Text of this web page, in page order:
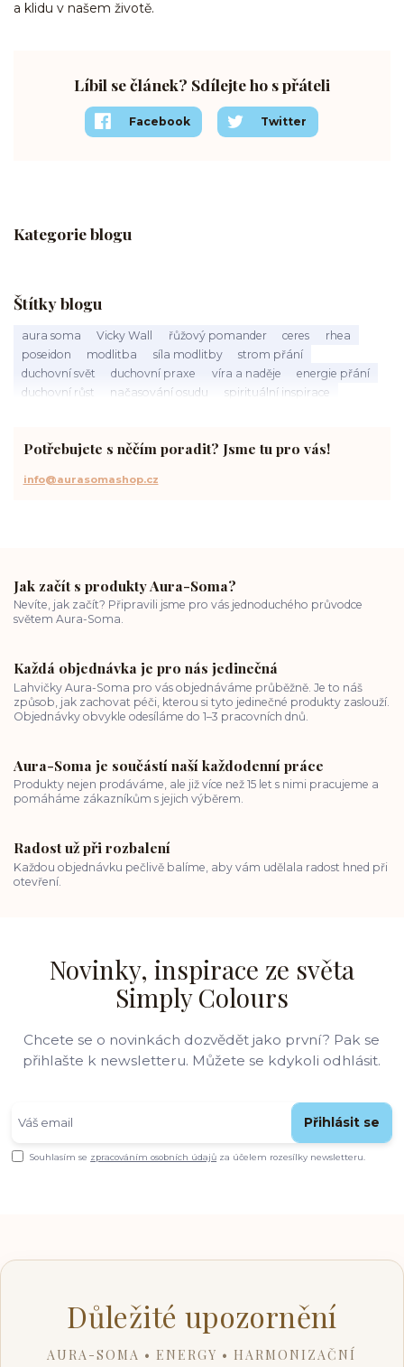
Kategorie blogu
Štítky blogu
aura soma Vicky Wall řůžový pomander ceres
rhea
poseidon
modlitba síla modlitby
strom přání
duchovní svět
duchovní praxe víra a naděje
energie přání
duchovní růst
načasování osudu
spirituální inspirace
Potřebujete s něčím poradit? Jsme tu pro vás!
info@aurasomashop.cz
a klidu v našem životě.
Líbil se článek? Sdílejte ho s přáteli
Facebook Twitter
Jak začít s produkty Aura-Soma?
Nevíte, jak začít? Připravili jsme pro vás jednoduchého průvodce
světem Aura-Soma.
Každá objednávka je pro nás jedinečná
Lahvičky Aura-Soma pro vás objednáváme průběžně. Je to náš
způsob, jak zachovat péči, kterou si tyto jedinečné produkty zaslouží.
Objednávky obvykle odesíláme do 1–3 pracovních dnů.
Aura-Soma je součástí naší každodenní práce
Produkty nejen prodáváme, ale již více než 15 let s nimi pracujeme a
pomáháme zákazníkům s jejich výběrem.
Radost už při rozbalení
Každou objednávku pečlivě balíme, aby vám udělala radost hned při
otevření.
Novinky, inspirace ze světa
Simply Colours
Chcete se o novinkách dozvědět jako první? Pak se
přihlašte k newsletteru. Můžete se kdykoli odhlásit.
Přihlásit se
Souhlasím se zpracováním osobních údajů za účelem rozesílky newsletteru.
Důležité upozornění
AURA-SOMA • ENERGY • HARMONIZAČNÍ